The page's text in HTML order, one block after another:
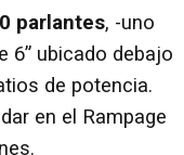
parlantes, -uno
6” ubicado debajo
de potencia.
en el Rampage